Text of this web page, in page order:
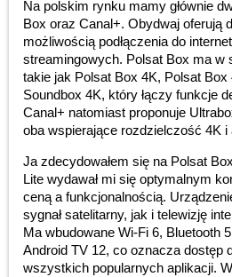
Na polskim rynku mamy głównie
Box oraz Canal+. Obydwaj oferują
możliwością podłączenia do
streamingowych. Polsat Box ma w
takie jak Polsat Box 4K, Polsat
Soundbox 4K, który łączy funkcje
Canal+ natomiast proponuje
oba wspierające rozdzielczość 4K
Ja zdecydowałem się na Polsat
Lite wydawał mi się optymalnym
ceną a funkcjonalnością.
sygnał satelitarny, jak i telewizję
Ma wbudowane Wi-Fi 6, Bluetooth
Android TV 12, co oznacza dostęp
wszystkich popularnych aplikacji.